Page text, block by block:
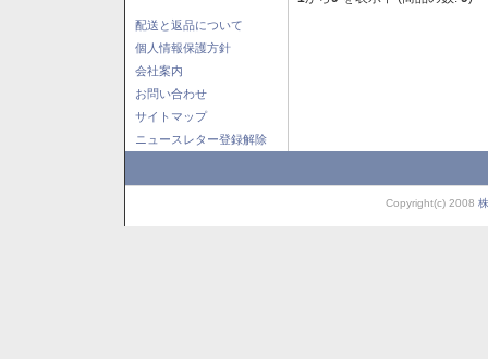
配送と返品について
個人情報保護方針
会社案内
お問い合わせ
サイトマップ
ニュースレター登録解除
Copyright(c) 2008